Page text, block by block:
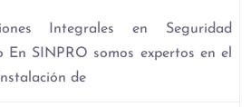
Integrales en Seguridad
En SINPRO somos expertos en el
de